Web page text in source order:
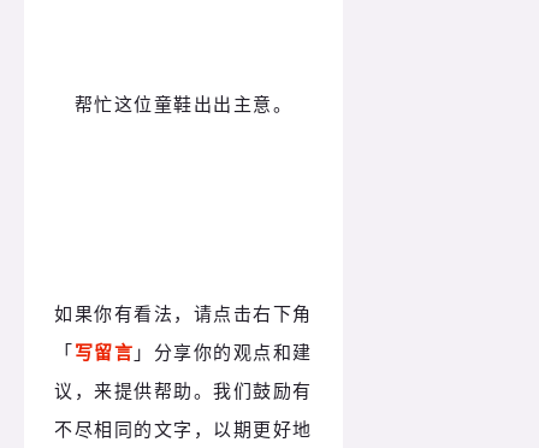
帮忙这位童鞋出出主意。
如果你有看法，请点击右下角
「写留言 」分享你的观点和建
议，来提供帮助。我们鼓励有
不尽相同的文字，以期更好地